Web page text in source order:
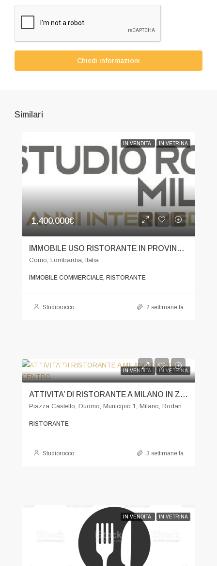
Chiedi informazioni
Similari
IN VENDITA IN VETRINA
1.400.000€
IMMOBILE USO RISTORANTE IN PROVINCIA DI COMO
Como, Lombardia, Italia
IMMOBILE COMMERCIALE, RISTORANTE
Studiorocco 2 settimane fa
IN VENDITA IN VETRINA
200.000€
ATTIVITA’ DI RISTORANTE A MILANO IN ZONA CENTRO
Piazza Castello, Duomo, Municipio 1, Milano, Rodano, Milano, Lombardia, 20123, Italia
RISTORANTE
Studiorocco 3 settimane fa
IN VENDITA IN VETRINA